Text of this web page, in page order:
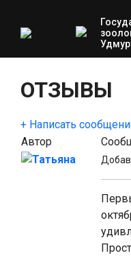
ОТЗЫВЫ
+ Написать
Автор
Татьяна